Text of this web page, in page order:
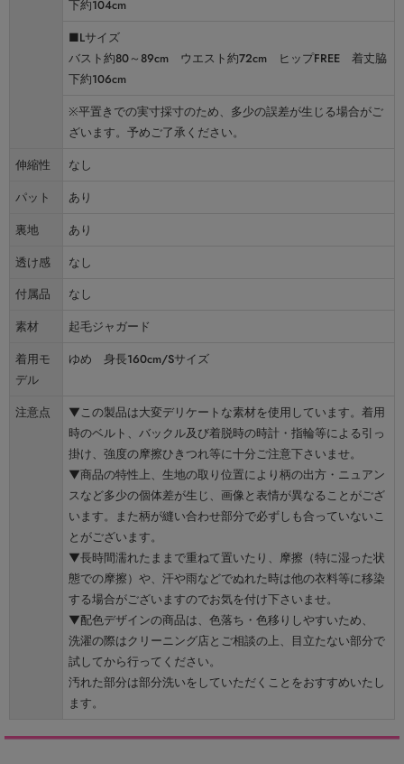
下約104cm
■Lサイズ
バスト約80～89cm ウエスト約72cm ヒップFREE 着丈脇
下約106cm
※平置きでの実寸採寸のため、多少の誤差が生じる場合がご
ざいます。予めご了承ください。
伸縮性
なし
パット
あり
裏地
あり
透け感
なし
付属品
なし
素材
起毛ジャガード
着用モ
デル
ゆめ 身長160cm/Sサイズ
注意点
▼この製品は大変デリケートな素材を使用しています。着用
時のベルト、バックル及び着脱時の時計・指輪等による引っ
掛け、強度の摩擦ひきつれ等に十分ご注意下さいませ。
▼商品の特性上、生地の取り位置により柄の出方・ニュアン
スなど多少の個体差が生じ、画像と表情が異なることがござ
います。また柄が縫い合わせ部分で必ずしも合っていないこ
とがございます。
▼長時間濡れたままで重ねて置いたり、摩擦（特に湿った状
態での摩擦）や、汗や雨などでぬれた時は他の衣料等に移染
する場合がございますのでお気を付け下さいませ。
▼配色デザインの商品は、色落ち・色移りしやすいため、
洗濯の際はクリーニング店とご相談の上、目立たない部分で
試してから行ってください。
汚れた部分は部分洗いをしていただくことをおすすめいたし
ます。